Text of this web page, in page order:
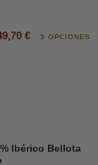
€ 3 OPCIONES
Ibérico Bellota